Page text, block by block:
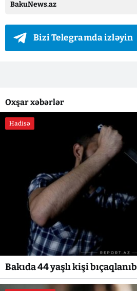
BakuNews.az
Bizi Telegramda izləyin
Oxşar xəbərlər
Hadisə
Bakıda 44 yaşlı kişi bıçaqlanıb